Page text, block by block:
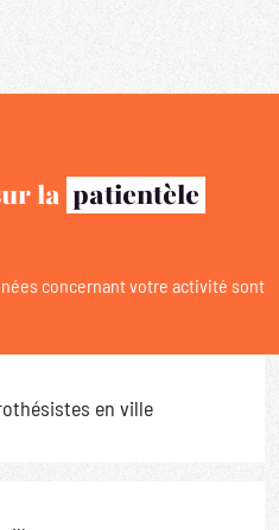
la patientèle
concernant votre activité sont
en ville